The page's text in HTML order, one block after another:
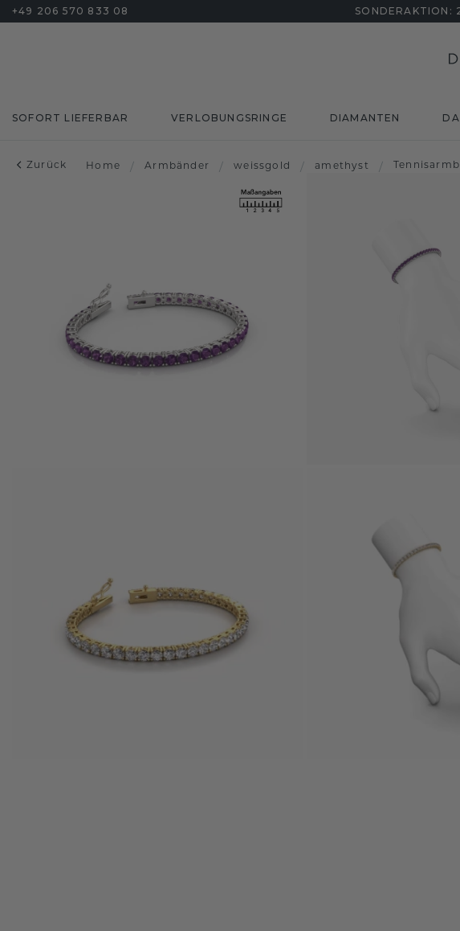
+49 206 570 833 08 SONDERAKTION:
SOFORT LIEFERBAR VERLOBUNGSRINGE DIAMANTEN
Zurück Home / Armbänder / weissgold / amethyst /